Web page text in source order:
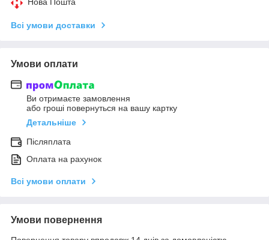
Всі умови доставки
Умови оплати
Ви отримаєте замовлення
або гроші повернуться на вашу картку
Детальніше
Післяплата
Оплата на рахунок
Всі умови оплати
Умови повернення